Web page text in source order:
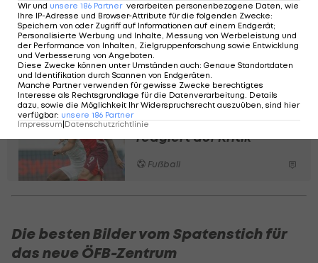
Ronaldo schloss
nahenden Rücktritt aus
Nationalteam aus
Fußball
Negative
Körpersprache? Okafor
reagiert auf Kritik
Fußball
Die besten Bilder vom Spatenstich für
das neue ÖFB-Zentrum
Wir und unsere 186 Partner verarbeiten personenbezogene Daten, wie
Ihre IP-Adresse und Browser-Attribute für die folgenden Zwecke:
Speichern von oder Zugriff auf Informationen auf einem Endgerät;
Personalisierte Werbung und Inhalte, Messung von Werbeleistung und
der Performance von Inhalten, Zielgruppenforschung sowie Entwicklung
und Verbesserung von Angeboten.
Diese Zwecke können unter Umständen auch: Genaue Standortdaten
und Identifikation durch Scannen von Endgeräten.
Manche Partner verwenden für gewisse Zwecke berechtigtes
Interesse als Rechtsgrundlage für die Datenverarbeitung. Details
dazu, sowie die Möglichkeit Ihr Widerspruchsrecht auszuüben, sind hier
verfügbar: unsere 186 Partner
Impressum Datenschutzrichtlinie